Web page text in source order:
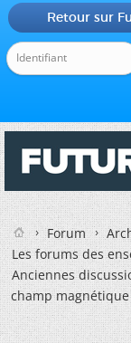
Retour sur
Forum
Les forums des
Anciennes
champ